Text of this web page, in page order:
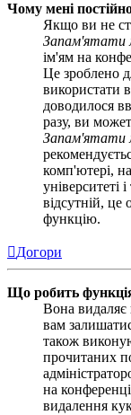
Чому мені
Якщо ви не
Запам'ятати
ім'ям на
Це зроблено
використати
доводилося
разу, ви
Запам'ятати
комп'ютері,
університеті
відсутній,
функцію.
Догори
Що робить
Вона видаляє
вам
також
прочитаних
на
видалення